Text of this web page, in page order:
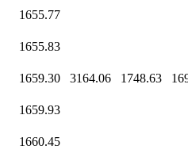
1655.77
1655.83
1659.30 3164.06 1748.63
1659.93
1660.45